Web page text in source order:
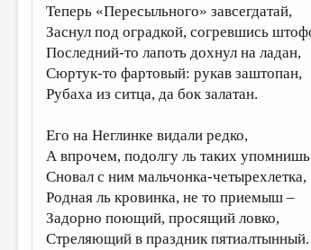
Теперь «Пересыльного» завсегдатай,
Заснул под оградкой, согревшись
Последний-то лапоть дохнул на ладан,
Сюртук-то фартовый: рукав заштопан,
Рубаха из ситца, да бок залатан.
Его на Неглинке видали редко,
А впрочем, подолгу ль таких
Сновал с ним мальчонка-четырехлетка,
Родная ль кровинка, не то приемыш –
Задорно поющий, просящий ловко,
Стреляющий в праздник пятиалтынный.